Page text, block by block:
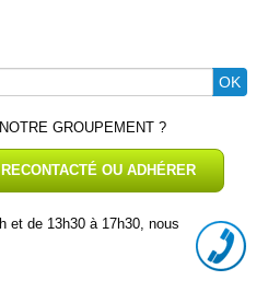
OK
GROUPEMENT ?
OU ADHÉRER
et de 13h30 à 17h30, nous